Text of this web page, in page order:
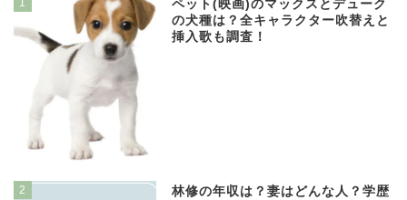
1
ペット(映画)のマックスとデューク
の犬種は？全キャラクター吹替えと
挿入歌も調査！
2
林修の年収は？妻はどんな人？学歴